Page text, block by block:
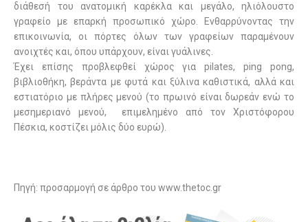
διάθεσή του ανατομική καρέκλα και μεγάλο, ηλιόλουστο
γραφείο με επαρκή προσωπικό χώρο. Ενθαρρύνοντας την
επικοινωνία, οι πόρτες όλων των γραφείων παραμένουν
ανοιχτές και, όπου υπάρχουν, είναι γυάλινες.
Έχει επίσης προβλεφθεί χώρος για pilates,ping pong,
βιβλιοθήκη, βεράντα με φυτά και ξύλινα καθιστικά, αλλά και
εστιατόριο με πλήρες μενού (το πρωινό είναι δωρεάν ενώ το
μεσημεριανό μενού, επιμελημένο από τον Χριστόφορου
Πέσκια, κοστίζει μόλις δύο ευρώ).
Πηγή: προσαρμογή σε άρθρο του www.thetoc.gr